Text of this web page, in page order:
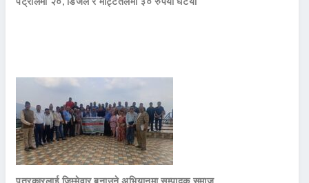
पत्रकारलाई जिम्मेवार बनाउने अभियानमा सम्पादक समाज